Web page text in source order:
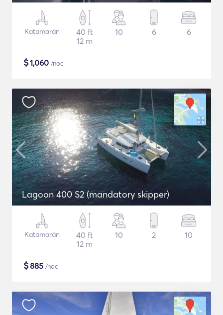
Katamarán
40 ft
12 m
10 6 6
$1,060 /noc
Lagoon 400 S2 (mandatory skipper)
Katamarán
40 ft
12 m
10 2 10
$885 /noc